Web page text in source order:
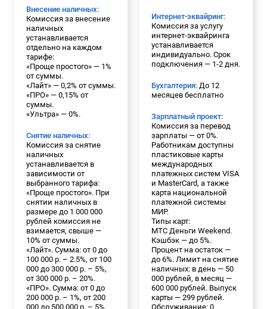
Внесение наличных:
Комиссия за внесение
наличных
устанавливается
отдельно на каждом
тарифе:
«Проще простого» — 1%
от суммы.
«Лайт» — 0,2% от суммы.
«ПРО» — 0,15% от
суммы.
«Ультра» — 0%.
Снятие наличных:
Комиссия за снятие
наличных
устанавливается в
зависимости от
выбранного тарифа:
«Проще простого». При
снятии наличных в
размере до 1 000 000
рублей комиссия не
взимается, свыше —
10% от суммы.
«Лайт». Сумма: от 0 до
100 000 р. – 2.5%, от 100
000 до 300 000 р. – 5%,
от 300 000 р. – 20%.
«ПРО». Сумма: от 0 до
200 000 р. – 1%, от 200
000 до 500 000 р. – 5%,
Интернет-эквайринг:
Комиссия за услугу
интернет-эквайринга
устанавливается
индивидуально. Срок
подключения — 1-2 дня.
Бухгалтерия: До 12
месяцев бесплатно
Зарплатный проект:
Комиссия за перевод
зарплаты — от 0%.
Работникам доступны
пластиковые карты
международных
платежных систем VISA
и MasterCard, а также
карта национальной
платежной системы
МИР.
Типы карт:
МТС Деньги Weekend.
Кэшбэк — до 5%.
Процент на остаток —
до 6%. Лимит на снятие
наличных: в день — 50
000 рублей, в месяц —
600 000 рублей. Выпуск
карты — 299 рублей.
Обслуживание: 0